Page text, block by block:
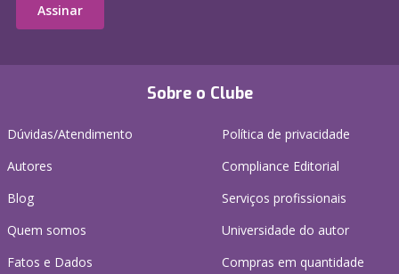
Sobre o Clube
Dúvidas/Atendimento
Autores
Blog
Quem somos
Fatos e Dados
Política de privacidade
Compliance Editorial
Serviços profissionais
Universidade do autor
Compras em quantidade
Assinar